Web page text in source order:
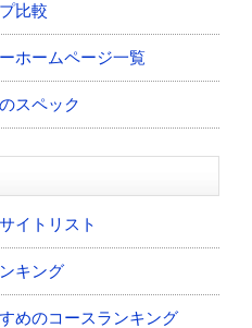
比較
ホームページ一覧
スペック
イトリスト
キング
めのコースランキング